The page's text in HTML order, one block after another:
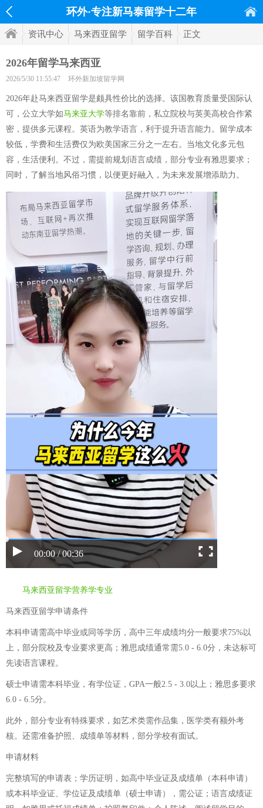
环外·专注新马泰留学十二年
资讯中心 马来西亚留学 留学百科 正文
2026年留学马来西亚
2026/5/30 11:55:47 环外新加坡留学网
2026年赴马来西亚留学是颇具性价比的选择。该国教育质量受国际认
可，公立大学如马来亚大学等排名靠前，私立院校与英美高校合作紧
密，提供多元课程。英语为教学语言，利于提升语言能力。留学成本
较低，学费和生活费仅为欧美国家三分之一左右。当地文化多元包
容，生活便利。不过，需提前规划语言成绩，部分专业有雅思要求；
同时，了解当地风俗习惯，以便更好融入，为未来发展增添助力。
00:00 / 00:36
马来西亚留学营养学专业
马来西亚留学申请条件
本科申请需高中毕业或同等学历，高中三年成绩均分一般要求75%以
上，部分院校及专业要求更高；雅思成绩通常需5.0 - 6.0分，未达标可
先读语言课程。
硕士申请需本科毕业，有学位证，GPA一般2.5 - 3.0以上；雅思多要求
6.0 - 6.5分。
此外，部分专业有特殊要求，如艺术类需作品集，医学类有额外考
核。还需准备护照、成绩单等材料，部分学校有面试。
申请材料
完整填写的申请表；学历证明，如高中毕业证及成绩单（本科申请）
或本科毕业证、学位证及成绩单（硕士申请），需公证；语言成绩证